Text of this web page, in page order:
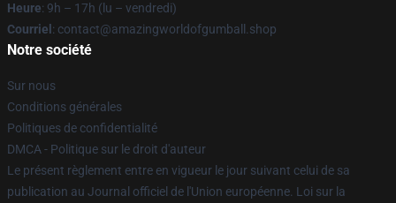
Heure: 9h – 17h (lu – vendredi)
Courriel : contact@amazingworldofgumball.shop
Notre société
Sur nous
Conditions générales
Politiques de confidentialité
DMCA - Politique sur le droit d'auteur
Le présent règlement entre en vigueur le jour suivant celui de sa
publication au Journal officiel de l'Union européenne. Loi sur la